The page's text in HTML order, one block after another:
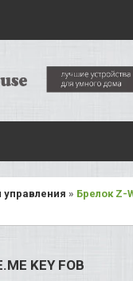
управления » Брелок Z-
KEY FOB